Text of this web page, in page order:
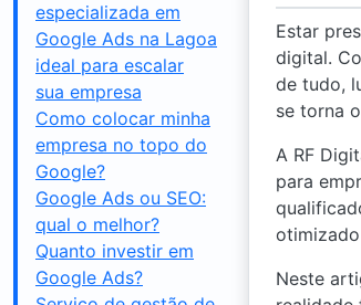
especializada em
Google Ads na Lagoa
ideal para escalar
sua empresa
Como colocar minha
empresa no topo do
Google?
Google Ads ou SEO:
qual o melhor?
Quanto investir em
Google Ads?
Estar
digital.
de tudo,
se torna
A RF
para
Neste